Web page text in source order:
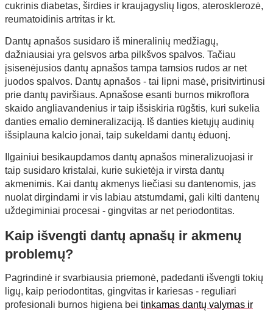
cukrinis diabetas, širdies ir kraujagyslių ligos, aterosklerozė,
reumatoidinis artritas ir kt.
Dantų apnašos susidaro iš mineralinių medžiagų,
dažniausiai yra gelsvos arba pilkšvos spalvos. Tačiau
įsisenėjusios dantų apnašos tampa tamsios rudos ar net
juodos spalvos. Dantų apnašos - tai lipni masė, prisitvirtinusi
prie dantų paviršiaus. Apnašose esanti burnos mikroflora
skaido angliavandenius ir taip išsiskiria rūgštis, kuri sukelia
danties emalio demineralizaciją. Iš danties kietųjų audinių
išsiplauna kalcio jonai, taip sukeldami dantų ėduonį.
Ilgainiui besikaupdamos dantų apnašos mineralizuojasi ir
taip susidaro kristalai, kurie sukietėja ir virsta dantų
akmenimis. Kai dantų akmenys liečiasi su dantenomis, jas
nuolat dirgindami ir vis labiau atstumdami, gali kilti dantenų
uždegiminiai procesai - gingvitas ar net periodontitas.
Kaip išvengti dantų apnašų ir akmenų
problemų?
Pagrindinė ir svarbiausia priemonė, padedanti išvengti tokių
ligų, kaip periodontitas, gingvitas ir kariesas - reguliari
profesionali burnos higiena bei tinkamas dantų valymas ir